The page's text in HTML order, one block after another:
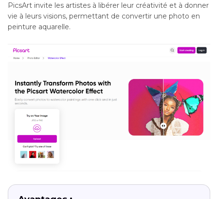
PicsArt invite les artistes à libérer leur créativité et à donner
vie à leurs visions, permettant de convertir une photo en
peinture aquarelle.